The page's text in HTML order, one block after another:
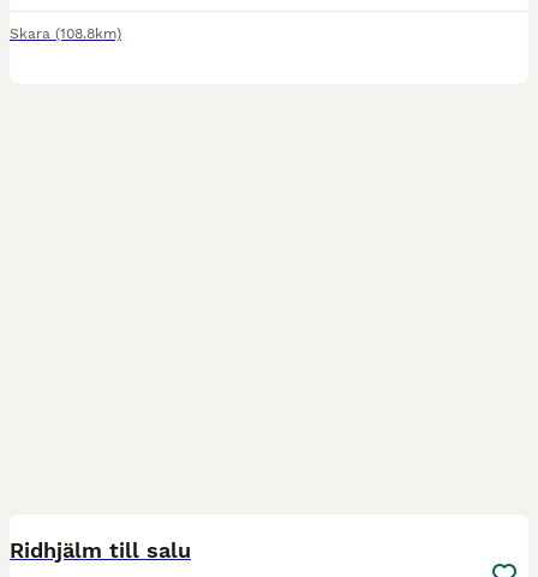
Skara (108.8km)
Ridhjälm till salu